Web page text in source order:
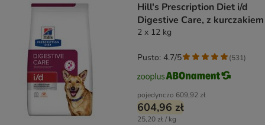
Hill's Prescription Diet i/d
Digestive Care, z kurczakiem
2 x 12 kg
pojedynczo 609,92 zł
604,96 zł
25,20 zł / kg
Pusto: 4.7/5 (531)